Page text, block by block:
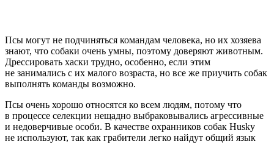
Псы могут не подчиняться командам человека, но их хозяева
знают, что собаки очень умны, поэтому доверяют животным.
Дрессировать хаски трудно, особенно, если этим
не занимались с их малого возраста, но все же приучить собак
выполнять команды возможно.
Псы очень хорошо относятся ко всем людям, потому что
в процессе селекции нещадно выбраковывались агрессивные
и недоверчивые особи. В качестве охранников собак Husky
не используют, так как грабители легко найдут общий язык